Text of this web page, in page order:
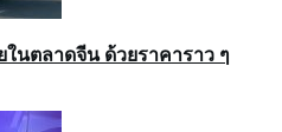
ในตลาดจีน ด้วยราคาราว ๆ